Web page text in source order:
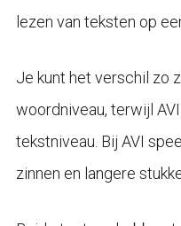
lezen van teksten op
Je kunt het verschil zo
woordniveau, terwijl
tekstniveau. Bij AVI
zinnen en langere